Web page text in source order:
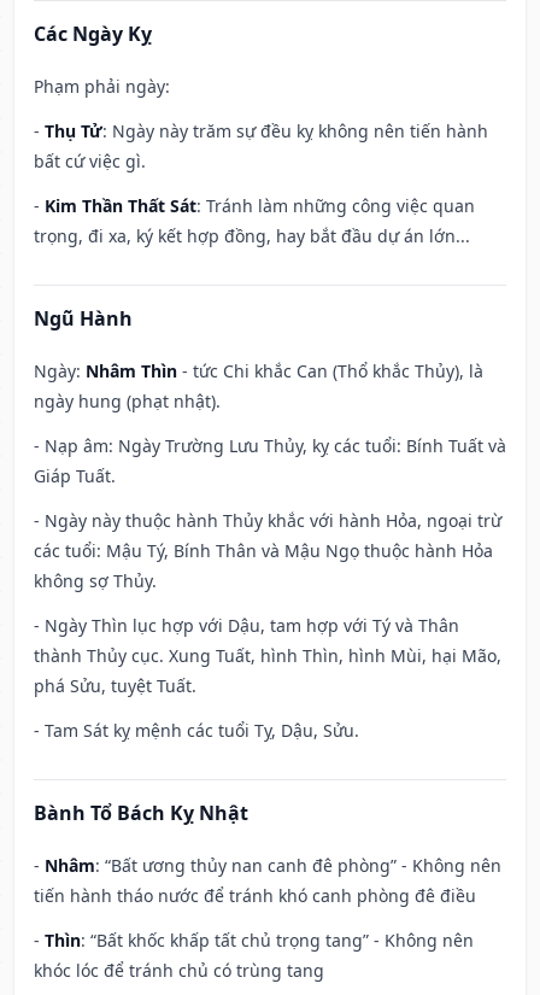
Các Ngày Kỵ
Phạm phải ngày:
- Thụ Tử: Ngày này trăm sự đều kỵ không nên tiến hành
bất cứ việc gì.
- Kim Thần Thất Sát: Tránh làm những công việc quan
trọng, đi xa, ký kết hợp đồng, hay bắt đầu dự án lớn...
Ngũ Hành
Ngày: Nhâm Thìn - tức Chi khắc Can (Thổ khắc Thủy), là
ngày hung (phạt nhật).
- Nạp âm: Ngày Trường Lưu Thủy, kỵ các tuổi: Bính Tuất và
Giáp Tuất.
- Ngày này thuộc hành Thủy khắc với hành Hỏa, ngoại trừ
các tuổi: Mậu Tý, Bính Thân và Mậu Ngọ thuộc hành Hỏa
không sợ Thủy.
- Ngày Thìn lục hợp với Dậu, tam hợp với Tý và Thân
thành Thủy cục. Xung Tuất, hình Thìn, hình Mùi, hại Mão,
phá Sửu, tuyệt Tuất.
- Tam Sát kỵ mệnh các tuổi Tỵ, Dậu, Sửu.
Bành Tổ Bách Kỵ Nhật
- Nhâm: “Bất ương thủy nan canh đê phòng” - Không nên
tiến hành tháo nước để tránh khó canh phòng đê điều
- Thìn: “Bất khốc khấp tất chủ trọng tang” - Không nên
khóc lóc để tránh chủ có trùng tang